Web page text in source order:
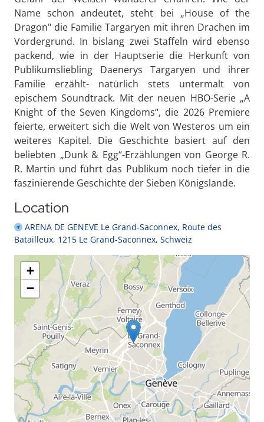
Name schon andeutet, steht bei „House of the
Dragon" die Familie Targaryen mit ihren Drachen im
Vordergrund. In bislang zwei Staffeln wird ebenso
packend, wie in der Hauptserie die Herkunft von
Publikumsliebling Daenerys Targaryen und ihrer
Familie erzählt- natürlich stets untermalt von
epischem Soundtrack. Mit der neuen HBO-Serie „A
Knight of the Seven Kingdoms“, die 2026 Premiere
feierte, erweitert sich die Welt von Westeros um ein
weiteres Kapitel. Die Geschichte basiert auf den
beliebten „Dunk & Egg“-Erzählungen von George R.
R. Martin und führt das Publikum noch tiefer in die
faszinierende Geschichte der Sieben Königslande.
Location
ARENA DE GENEVE Le Grand-Saconnex, Route des
Batailleux, 1215 Le Grand-Saconnex, Schweiz
+
−